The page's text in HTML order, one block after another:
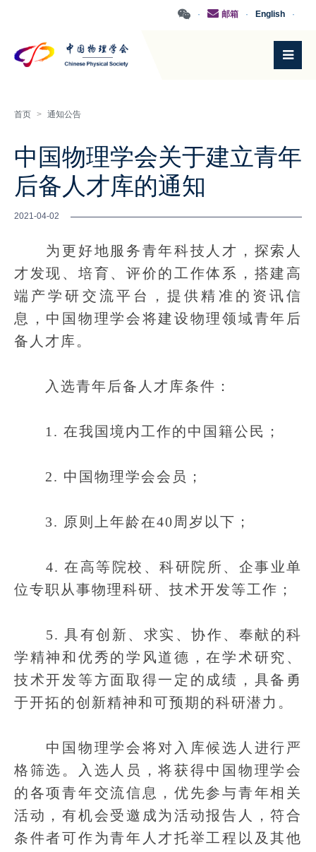
·
English
·
邮箱
·
首页 > 通知公告
中国物理学会关于建立青年
后备人才库的通知
2021-04-02
为更好地服务青年科技人才，探索人
才发现、培育、评价的工作体系，搭建高
端产学研交流平台，提供精准的资讯信
息，中国物理学会将建设物理领域青年后
备人才库。
入选青年后备人才库条件：
1. 在我国境内工作的中国籍公民；
2. 中国物理学会会员；
3. 原则上年龄在40周岁以下；
4. 在高等院校、科研院所、企事业单
位专职从事物理科研、技术开发等工作；
5. 具有创新、求实、协作、奉献的科
学精神和优秀的学风道德，在学术研究、
技术开发等方面取得一定的成绩，具备勇
于开拓的创新精神和可预期的科研潜力。
中国物理学会将对入库候选人进行严
格筛选。入选人员，将获得中国物理学会
的各项青年交流信息，优先参与青年相关
活动，有机会受邀成为活动报告人，符合
条件者可作为青年人才托举工程以及其他